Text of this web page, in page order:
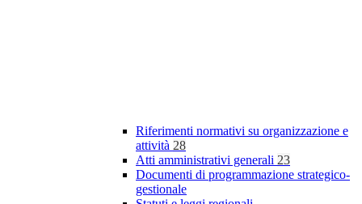
Riferimenti normativi su organizzazione e
attività 28
Atti amministrativi generali 23
Documenti di programmazione strategico-
gestionale